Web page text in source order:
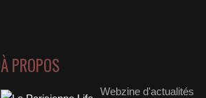
À PROPOS
Webzine d'actualités